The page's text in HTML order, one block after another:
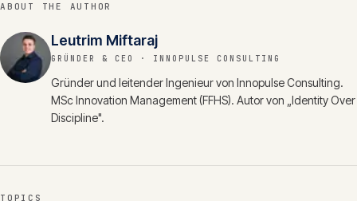
ABOUT THE AUTHOR
Leutrim Miftaraj
GRÜNDER & CEO · INNOPULSE CONSULTING
Gründer und leitender Ingenieur von Innopulse Consulting.
MSc Innovation Management (FFHS). Autor von „Identity Over
Discipline".
TOPICS